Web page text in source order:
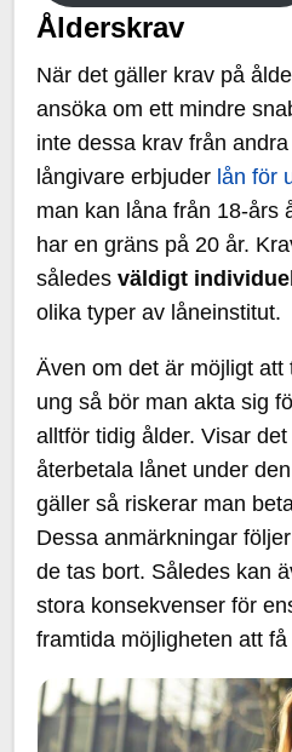
Ålderskrav
När det gäller krav på
ansöka om ett mindre
inte dessa krav från
långivare erbjuder lån för
man kan låna från 18-års
har en gräns på 20 år.
såledesväldigt
olika typer av låneinstitut.
Även om det är möjligt att
ung så bör man akta sig
alltför tidig ålder. Visar
återbetala lånet under
gäller så riskerar man
Dessa anmärkningar
de tas bort. Således kan
stora konsekvenser för
framtida möjligheten att